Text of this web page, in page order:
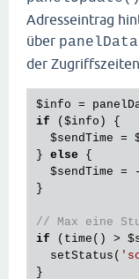
Adresseintrag
über
der
$info
if ( $info ) {
$sendTime =
} else {
$sendTime = -
}
// Max eine
if (time() >
  setStatus(